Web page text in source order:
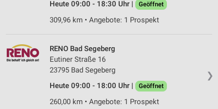
Heute 09:00 - 18:30 Uhr | Geöffnet
309,96 km • Angebote: 1 Prospekt
❯
RENO Bad Segeberg
Eutiner Straße 16
23795 Bad Segeberg
Heute 09:00 - 18:00 Uhr |
Geöffnet
260,00 km • Angebote: 1 Prospekt
IAB-Besonderheiten:
Geräte anhand von aktiv angeforderten
Informationen identifizieren